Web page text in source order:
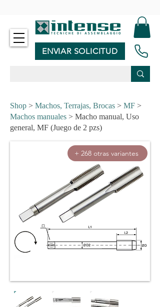
ENVIAR SOLICITUD
Shop > Machos, Terrajas, Brocas > MF >
Machos manuales > Macho manual, Uso
general, MF (Juego de 2 pzs)
+ 268 otras variantes